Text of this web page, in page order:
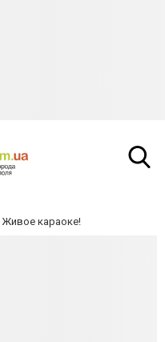
Живое караоке!